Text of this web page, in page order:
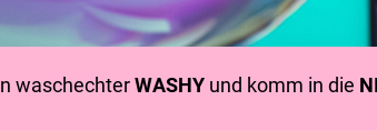
waschechterWASHY und komm in die